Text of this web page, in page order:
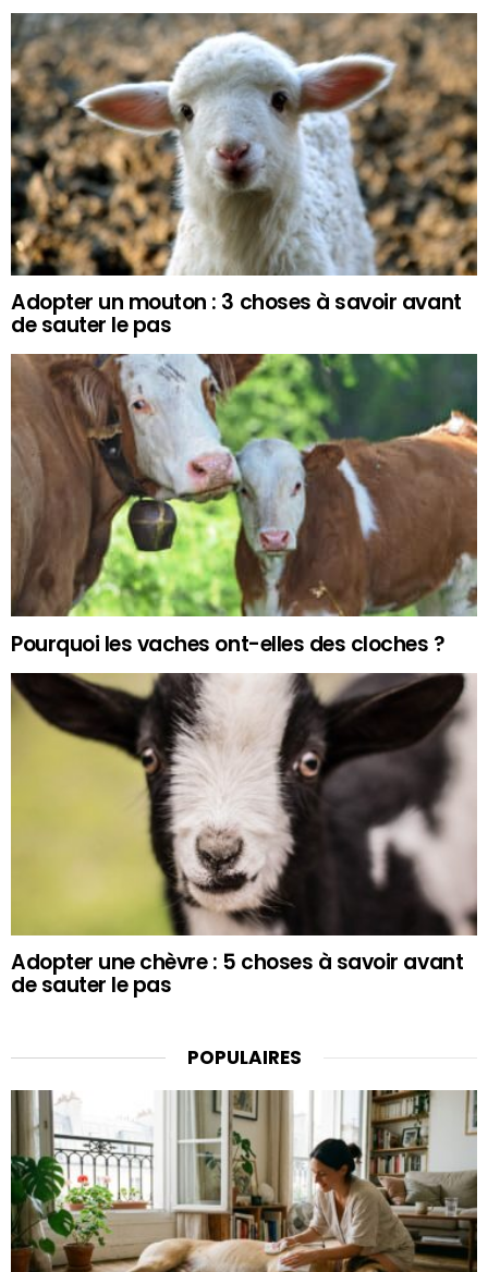
Adopter un mouton : 3 choses à savoir avant
de sauter le pas
Pourquoi les vaches ont-elles des cloches ?
Adopter une chèvre : 5 choses à savoir avant
de sauter le pas
POPULAIRES